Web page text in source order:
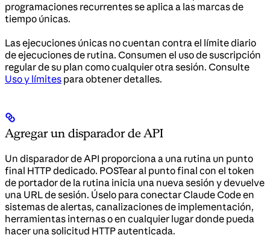
programaciones recurrentes se aplica a las marcas de
tiempo únicas.
Las ejecuciones únicas no cuentan contra el límite diario
de ejecuciones de rutina. Consumen el uso de suscripción
regular de su plan como cualquier otra sesión. Consulte
Uso y límites para obtener detalles.
Agregar un disparador de API
Un disparador de API proporciona a una rutina un punto
final HTTP dedicado. POSTear al punto final con el token
de portador de la rutina inicia una nueva sesión y devuelve
una URL de sesión. Úselo para conectar Claude Code en
sistemas de alertas, canalizaciones de implementación,
herramientas internas o en cualquier lugar donde pueda
hacer una solicitud HTTP autenticada.